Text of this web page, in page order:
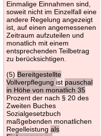
Einmalige Einnahmen sind,
soweit nicht im Einzelfall eine
andere Regelung angezeigt
ist, auf einen angemessenen
Zeitraum aufzuteilen und
monatlich mit einem
entsprechenden Teilbetrag
zu berücksichtigen.
(5) Bereitgestellte
Vollverpflegung ist pauschal
in Höhe von monatlich 35
Prozent der nach § 20 des
Zweiten Buches
Sozialgesetzbuch
maßgebenden monatlichen
Regelleistung als